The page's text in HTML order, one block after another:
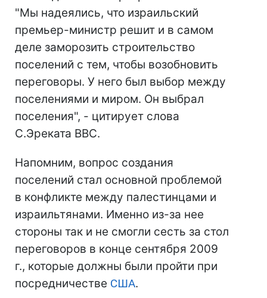
"Мы надеялись, что израильский
премьер-министр решит и в самом
деле заморозить строительство
поселений с тем, чтобы возобновить
переговоры. У него был выбор между
поселениями и миром. Он выбрал
поселения", - цитирует слова
С.Эреката ВВС.
Напомним, вопрос создания
поселений стал основной проблемой
в конфликте между палестинцами и
израильтянами. Именно из-за нее
стороны так и не смогли сесть за стол
переговоров в конце сентября 2009
г., которые должны были пройти при
посредничестве США.